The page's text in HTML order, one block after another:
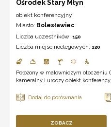
Ośrodek Stary Młyn
obiekt konferencyjny
Miasto: Bolesławiec
Liczba uczestników: 150
Liczba miejsc noclegowych: 120
Położony w malowniczym otoczeniu
kameralny i uroczy obiekt
ZOBACZ